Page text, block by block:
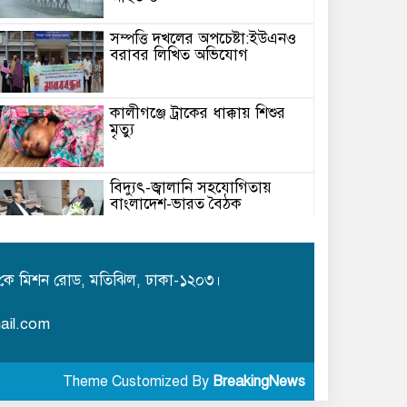
সম্পত্তি দখলের অপচেষ্টা:ইউএনও
বরাবর লিখিত অভিযোগ
কালীগঞ্জে ট্রাকের ধাক্কায় শিশুর
মৃত্যু
বিদ্যুৎ-জ্বালানি সহযোগিতায়
বাংলাদেশ-ভারত বৈঠক
উপলক্ষে সচেতনতামূলক কর্মসূচি
অনুষ্ঠিত
মিশন রোড, মতিঝিল, ঢাকা-১২০৩।
Theme Customized By BreakingNews